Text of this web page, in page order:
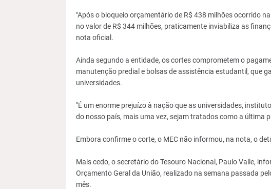
"Após o bloqueio orçamentário de R$ 438 milhões ocorrido
no valor de R$ 344 milhões, praticamente inviabiliza as
nota oficial.
Ainda segundo a entidade, os cortes comprometem o
manutenção predial e bolsas de assistência estudantil, que
universidades.
"É um enorme prejuízo à nação que as universidades,
do nosso país, mais uma vez, sejam tratados como a última
Embora confirme o corte, o MEC não informou, na nota, o
Mais cedo, o secretário do Tesouro Nacional, Paulo Valle,
Orçamento Geral da União, realizado na semana passada
mês.